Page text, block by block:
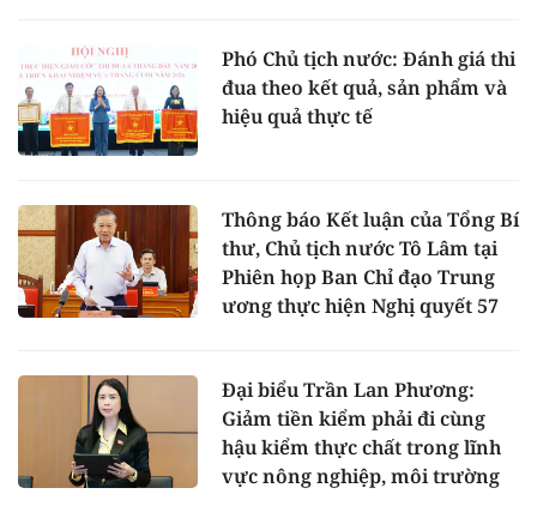
Phó Chủ tịch nước: Đánh giá thi
đua theo kết quả, sản phẩm và
hiệu quả thực tế
Thông báo Kết luận của Tổng Bí
thư, Chủ tịch nước Tô Lâm tại
Phiên họp Ban Chỉ đạo Trung
ương thực hiện Nghị quyết 57
Đại biểu Trần Lan Phương:
Giảm tiền kiểm phải đi cùng
hậu kiểm thực chất trong lĩnh
vực nông nghiệp, môi trường